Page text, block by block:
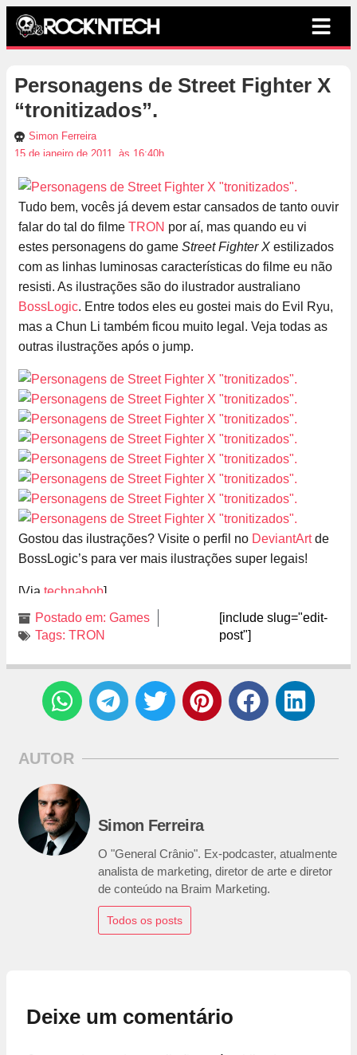
Personagens de Street Fighter X
“tronitizados”.
Simon Ferreira
15 de janeiro de 2011, às 16:40h
Tudo bem, vocês já devem estar cansados de tanto ouvir
falar do tal do filme TRON por aí, mas quando eu vi
estes personagens do game Street Fighter X estilizados
com as linhas luminosas características do filme eu não
resisti. As ilustrações são do ilustrador australiano
BossLogic. Entre todos eles eu gostei mais do Evil Ryu,
mas a Chun Li também ficou muito legal. Veja todas as
outras ilustrações após o jump.
Gostou das ilustrações? Visite o perfil no DeviantArtde
BossLogic’s para ver mais ilustrações super legais!
[Via technabob]
Postado em: Games
Tags: TRON
[include slug="edit-
post"]
AUTOR
Simon Ferreira
O "General Crânio". Ex-podcaster, atualmente
analista de marketing, diretor de arte e diretor
de conteúdo na Braim Marketing.
Todos os posts
Deixe um comentário